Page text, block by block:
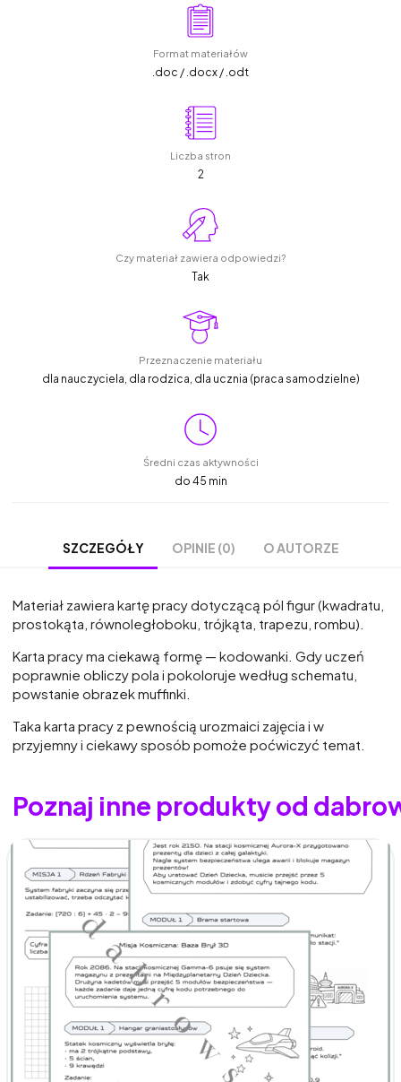
Format materiałów
.doc / .docx / .odt
Liczba stron
2
Czy materiał zawiera odpowiedzi?
Tak
Przeznaczenie materiału
dla nauczyciela, dla rodzica, dla ucznia (praca samodzielne)
Średni czas aktywności
do 45 min
SZCZEGÓŁY OPINIE (0) O AUTORZE
Materiał zawiera kartę pracy dotyczącą pól figur (kwadratu,
prostokąta, równoległoboku, trójkąta, trapezu, rombu).
Karta pracy ma ciekawą formę — kodowanki. Gdy uczeń
poprawnie obliczy pola i pokoloruje według schematu,
powstanie obrazek muffinki.
Taka karta pracy z pewnością urozmaici zajęcia i w
przyjemny i ciekawy sposób pomoże poćwiczyć temat.
Poznaj inne produkty od